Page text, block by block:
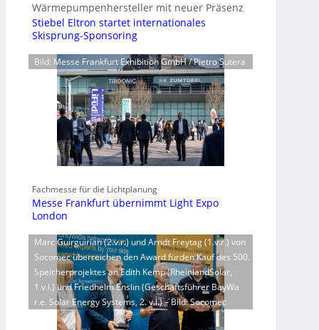
Wärmepumpenhersteller mit neuer Präsenz
Stiebel Eltron startet internationales
Skisprung-Sponsoring
Bild: Messe Frankfurt Exhibition GmbH / Pietro Sutera
Fachmesse für die Lichtplanung
Messe Frankfurt übernimmt Light Expo
London
Marc Guirguirian (2.v.r.) und Arndt Freytag (1.v.r.) von
Socomec überreichen den Award fürden Kauf des 500.
Speicherprojektes an Edith Kemp (RheinlandSolar,
1.v.l.) und Friedhelm Enslin (Geschäftsführer BayWa
r.e. Solar Energy Systems, 2. v.l.) – Bild: Socomec